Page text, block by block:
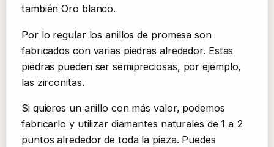
también Oro blanco.
Por lo regular los anillos de promesa son
fabricados con varias piedras alrededor. Estas
piedras pueden ser semipreciosas, por ejemplo,
las zirconitas.
Si quieres un anillo con más valor, podemos
fabricarlo y utilizar diamantes naturales de 1 a 2
puntos alrededor de toda la pieza. Puedes